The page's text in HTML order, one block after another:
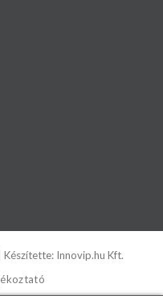
| Készítette: Innovip.hu Kft.